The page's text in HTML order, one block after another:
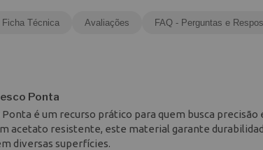
Ficha Técnica Avaliações FAQ - Perguntas e
Ponta
é um recurso prático para quem busca precisão
acetato resistente, este material garante
diversas superfícies.